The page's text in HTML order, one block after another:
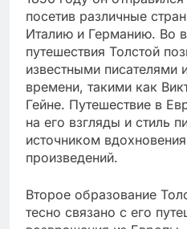
посетив различные
Италию и Германию. Во
путешествия Толстой
известными писателями
времени, такими как
Гейне. Путешествие в
на его взгляды и стиль
источником
произведений.
Второе образование
тесно связано с его